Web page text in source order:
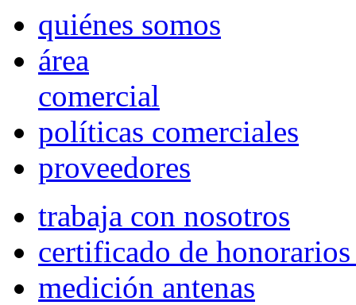
quiénes somos
área
comercial
políticas comerciales
proveedores
trabaja con nosotros
certificado de
medición antenas